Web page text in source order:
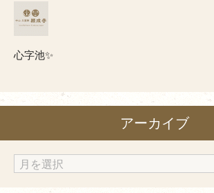
心字池✨
アーカイブ
ア